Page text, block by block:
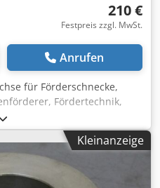
210 €
Festpreis zzgl. MwSt.
Anrufen
für Förderschnecke,
Fördertechnik,
Kühlschnecke,
Heizrohrschnecke,
aus Edelstahl -
-für Stopfbuchsenband -
-Preis: pro Stück -
Kleinanzeige